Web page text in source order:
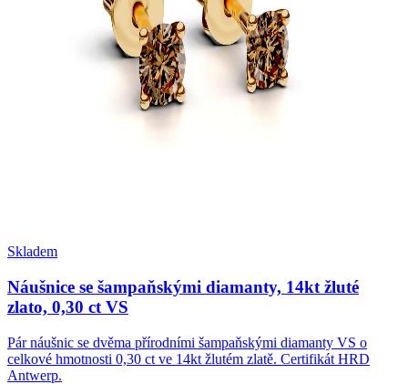
Skladem
Náušnice se šampaňskými diamanty, 14kt žluté
zlato, 0,30 ct VS
Pár náušnic se dvěma přírodními šampaňskými diamanty VS o
celkové hmotnosti 0,30 ct ve 14kt žlutém zlatě. Certifikát HRD
Antwerp.